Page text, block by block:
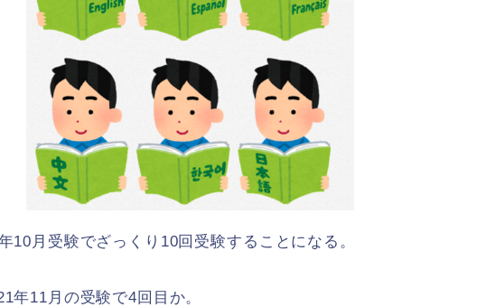
10月受験でざっくり10回受験することになる。
年11月の受験で4回目か。